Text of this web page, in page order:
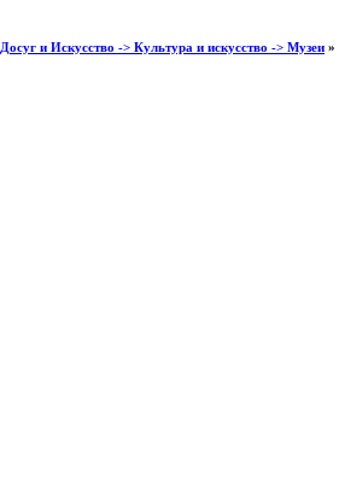
Досуг и Искусство -> Культура и искусство -> Музеи »